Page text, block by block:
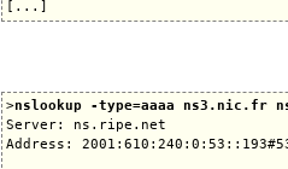
>nslookup -type=aaaa ns3.nic.fr
Server: ns.ripe.net
Address: